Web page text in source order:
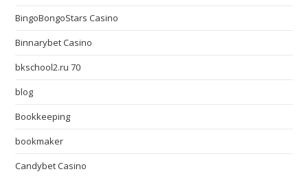
BingoBongoStars Casino
Binnarybet Casino
bkschool2.ru 70
blog
Bookkeeping
bookmaker
Candybet Casino